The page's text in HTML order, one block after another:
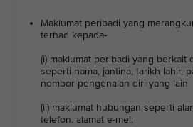
Maklumat peribadi yang
terhad kepada-
(i) maklumat peribadi yang berkait
seperti nama, jantina, tarikh lahir,
nombor pengenalan diri yang lain
(ii) maklumat hubungan seperti
telefon, alamat e-mel;